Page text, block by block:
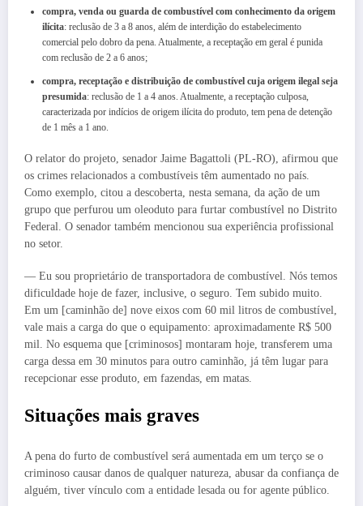
compra, venda ou guarda de combustível com conhecimento da origem
ilícita: reclusão de 3 a 8 anos, além de interdição do estabelecimento
comercial pelo dobro da pena. Atualmente, a receptação em geral é punida
com reclusão de 2 a 6 anos;
compra, receptação e distribuição de combustível cuja origem ilegal seja
presumida: reclusão de 1 a 4 anos. Atualmente, a receptação culposa,
caracterizada por indícios de origem ilícita do produto, tem pena de detenção
de 1 mês a 1 ano.
O relator do projeto, senador Jaime Bagattoli (PL-RO), afirmou que
os crimes relacionados a combustíveis têm aumentado no país.
Como exemplo, citou a descoberta, nesta semana, da ação de um
grupo que perfurou um oleoduto para furtar combustível no Distrito
Federal. O senador também mencionou sua experiência profissional
no setor.
— Eu sou proprietário de transportadora de combustível. Nós temos
dificuldade hoje de fazer, inclusive, o seguro. Tem subido muito.
Em um [caminhão de] nove eixos com 60 mil litros de combustível,
vale mais a carga do que o equipamento: aproximadamente R$ 500
mil. No esquema que [criminosos] montaram hoje, transferem uma
carga dessa em 30 minutos para outro caminhão, já têm lugar para
recepcionar esse produto, em fazendas, em matas.
Situações mais graves
A pena do furto de combustível será aumentada em um terço se o
criminoso causar danos de qualquer natureza, abusar da confiança de
alguém, tiver vínculo com a entidade lesada ou for agente público.